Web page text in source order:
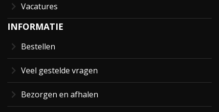
Vacatures
INFORMATIE
Bestellen
Veel gestelde vragen
Bezorgen en afhalen